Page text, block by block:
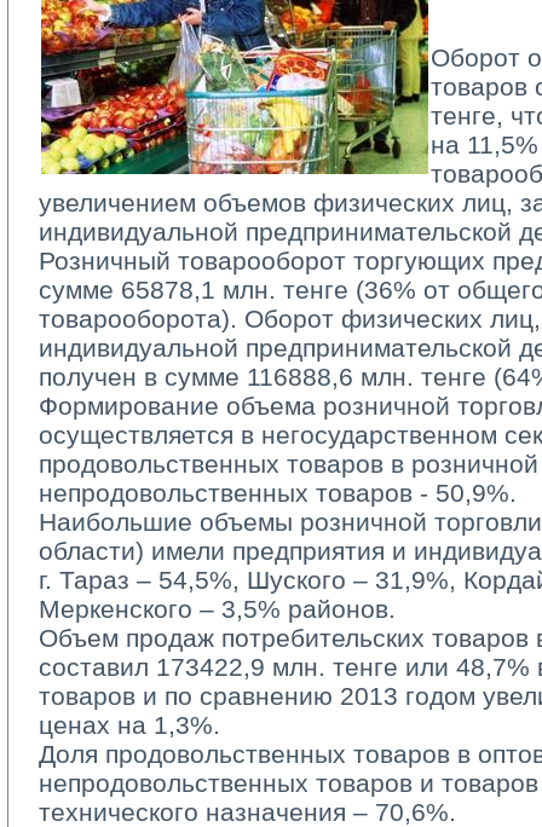
Оборот
товаров
тенге,
на
увеличением объемов физических лиц,
индивидуальной предпринимательской
Розничный товарооборот торгующих
сумме 65878,1 млн. тенге (36% от
товарооборота). Оборот физических
индивидуальной предпринимательской
получен в сумме 116888,6 млн. тенге
Формирование объема розничной
осуществляется в негосударственном
продовольственных товаров в
непродовольственных товаров - 50,9%.
Наибольшие объемы розничной
области) имели предприятия и
г. Тараз – 54,5%, Шуского – 31,9%,
Меркенского – 3,5% районов.
Объем продаж потребительских товаров
составил 173422,9 млн. тенге или
товаров и по сравнению 2013 годом
ценах на 1,3%.
Доля продовольственных товаров в
непродовольственных товаров и
технического назначения – 70,6%.